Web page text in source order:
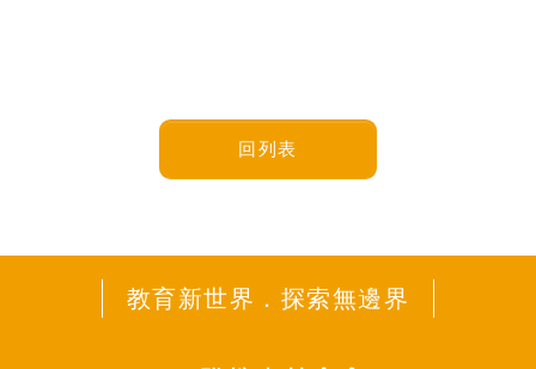
回列表
教育新世界．探索無邊界